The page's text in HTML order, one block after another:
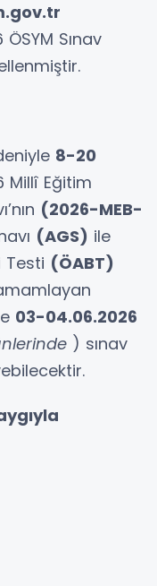
Sınav
8-20
Millî Eğitim
(2026-MEB-
(AGS) ile
Testi (ÖABT)
03-04.06.2026
) sınav